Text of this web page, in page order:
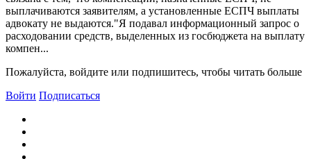
выплачиваются заявителям, а установленные ЕСПЧ выплаты
адвокату не выдаются."Я подавал информационный запрос о
расходовании средств, выделенных из госбюджета на выплату
компен...
Пожалуйста, войдите или подпишитесь, чтобы читать больше
Войти Подписаться